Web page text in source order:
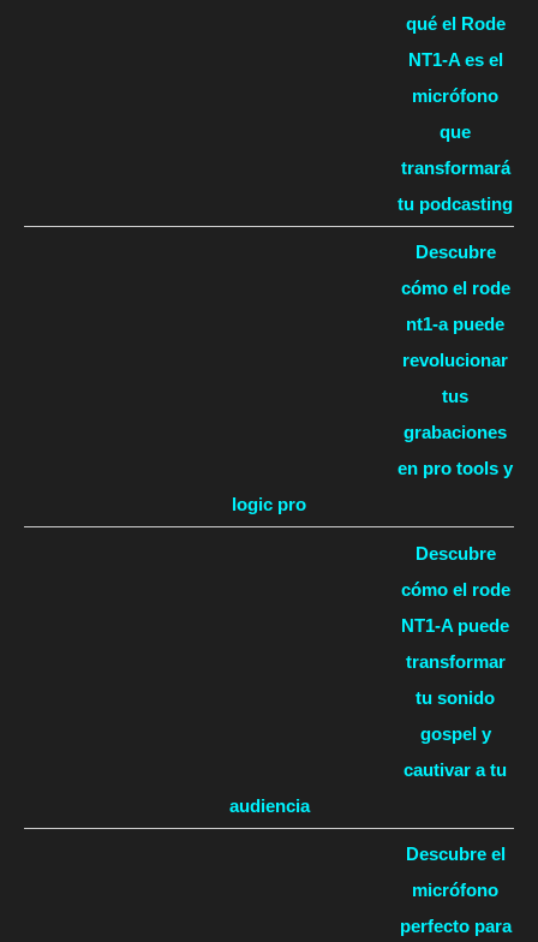
qué el Rode
NT1-A es el
micrófono
que
transformará
tu podcasting
Descubre
cómo el rode
nt1-a puede
revolucionar
tus
grabaciones
en pro tools y
logic pro
Descubre
cómo el rode
NT1-A puede
transformar
tu sonido
gospel y
cautivar a tu
audiencia
Descubre el
micrófono
perfecto para